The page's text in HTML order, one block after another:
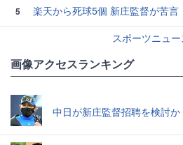
5
楽天から死球5個 新庄監督が苦言
スポーツニュ
画像アクセスランキング
中日が新庄監督招聘を検討か